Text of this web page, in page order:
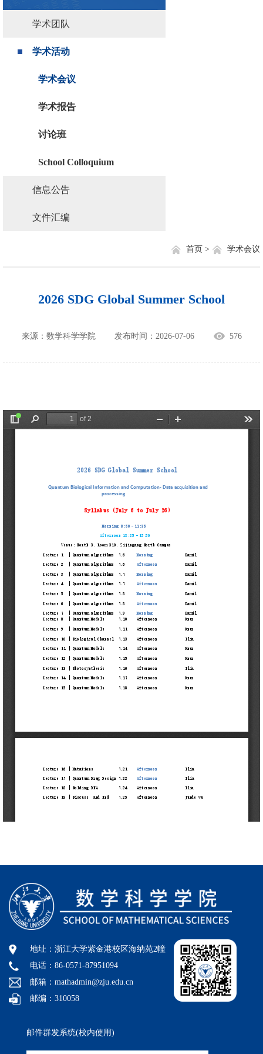
学术团队
学术活动
学术会议
学术报告
讨论班
School Colloquium
信息公告
文件汇编
学术会议
首页 >
2026 SDG Global Summer School
来源：数学科学学院 发布时间：2026-07-06 576
地址：浙江大学紫金港校区海纳苑2幢
电话：86-0571-87951094
邮箱：mathadmin@zju.edu.cn
邮编：310058
邮件群发系统(校内使用)